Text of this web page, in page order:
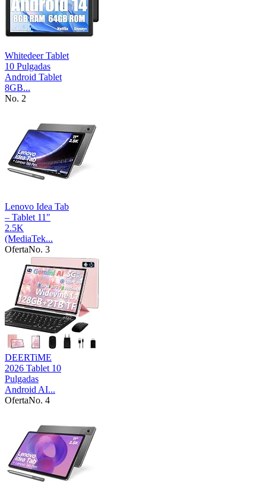
Whitedeer Tablet
10 Pulgadas
Android Tablet
8GB...
No. 2
Lenovo Idea Tab
– Tablet 11"
2.5K
(MediaTek...
OfertaNo. 3
DEERTiME
2026 Tablet 10
Pulgadas
Android AI...
OfertaNo. 4